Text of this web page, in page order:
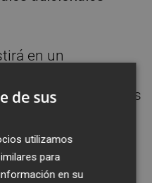
en un
que se
cumplimiento de los
semestre y el
de sus
utilizamos
para
en su